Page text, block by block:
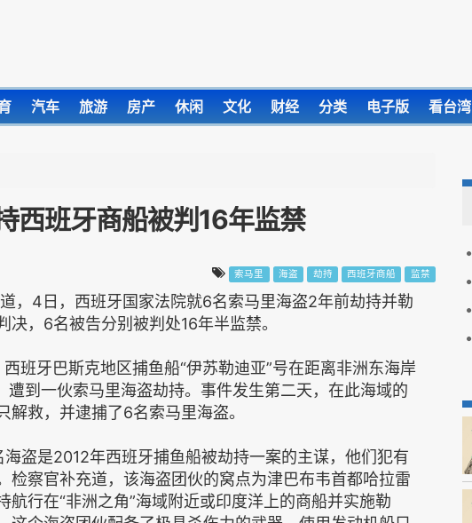
汽车 旅游 房产 休闲 文化 财经 分类 电子版 看台湾
西班牙商船被判16年监禁
索马里 海盗 劫持 西班牙商船 监禁
，4日，西班牙国家法院就6名索马里海盗2年前劫持并勒
，6名被告分别被判处16年半监禁。
牙巴斯克地区捕鱼船“伊苏勒迪亚”号在距离非洲东海岸
到一伙索马里海盗劫持。事件发生第二天，在此海域的
救，并逮捕了6名索马里海盗。
是2012年西班牙捕鱼船被劫持一案的主谋，他们犯有
检察官补充道，该海盗团伙的窝点为津巴布韦首都哈拉雷
航行在“非洲之角”海域附近或印度洋上的商船并实施勒